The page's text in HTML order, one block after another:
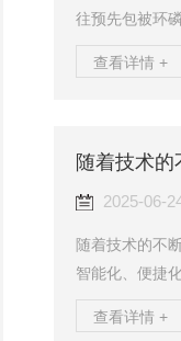
往预先包被环
MB在过氧化
处理及保存方
查看详情 +
随着技术
2025-06-
随着技术的不
智能化、便捷
提供更加有力
查看详情 +